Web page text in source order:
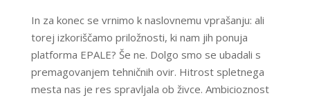
In za konec se vrnimo k naslovnemu vprašanju: ali
torej izkoriščamo priložnosti, ki nam jih ponuja
platforma EPALE? Še ne. Dolgo smo se ubadali s
premagovanjem tehničnih ovir. Hitrost spletnega
mesta nas je res spravljala ob živce. Ambicioznost